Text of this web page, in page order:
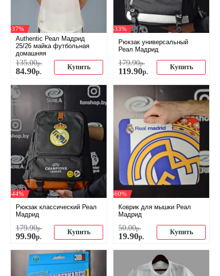
-37%
Authentic Реал Мадрид
25/26 майка футбольная
домашняя
135.00р.
84.90р.
Купить
-33%
Рюкзак универсальный
Реал Мадрид
179.90р.
119.90р.
Купить
-44%
Рюкзак классический Реал
Мадрид
179.90р.
99.90р.
Купить
-60%
Коврик для мышки Реал
Мадрид
50.00р.
19.90р.
Купить